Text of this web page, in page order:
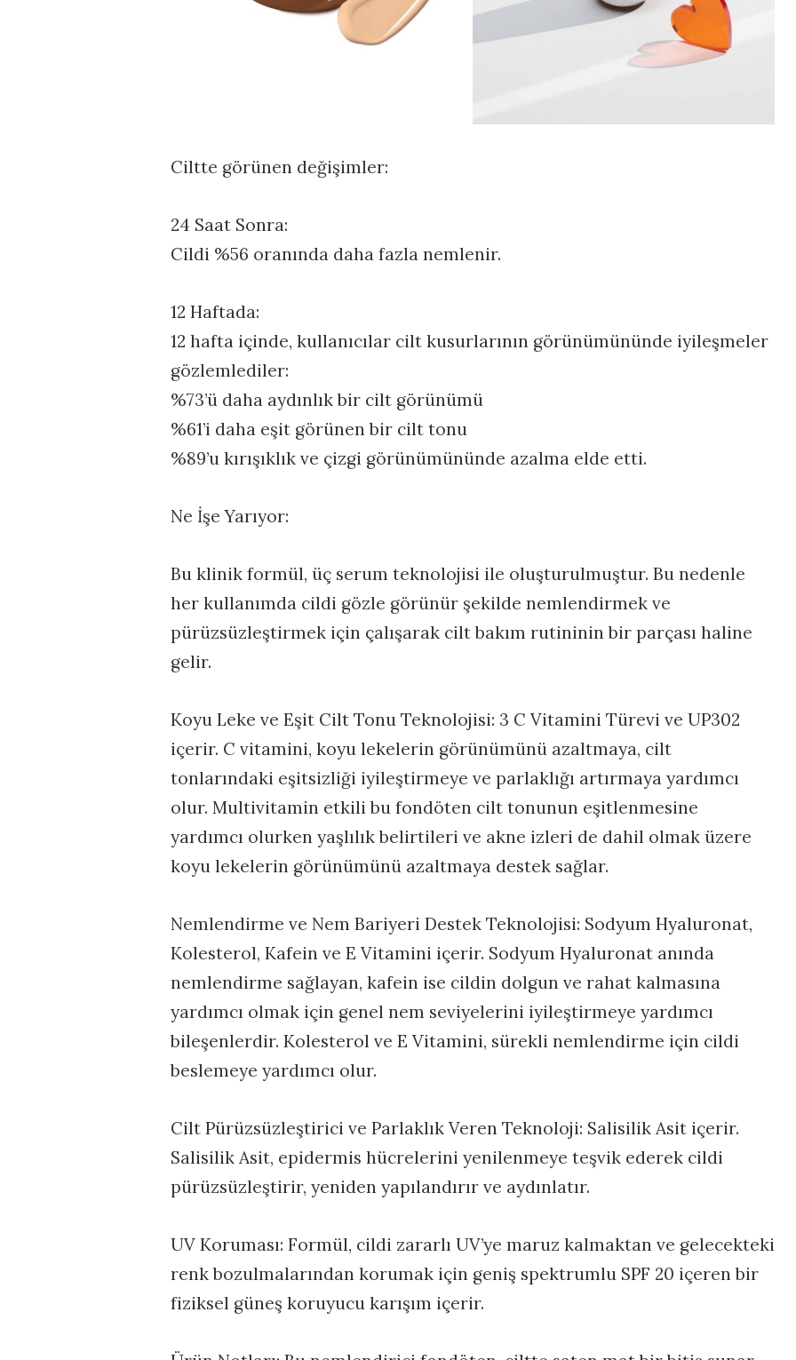
Ciltte görünen değişimler:
24 Saat Sonra:
Cildi %56 oranında daha fazla nemlenir.
12 Haftada:
12 hafta içinde, kullanıcılar cilt kusurlarının görünümününde iyileşmeler
gözlemlediler:
%73’ü daha aydınlık bir cilt görünümü
%61’i daha eşit görünen bir cilt tonu
%89’u kırışıklık ve çizgi görünümününde azalma elde etti.
Ne İşe Yarıyor:
Bu klinik formül, üç serum teknolojisi ile oluşturulmuştur. Bu nedenle
her kullanımda cildi gözle görünür şekilde nemlendirmek ve
pürüzsüzleştirmek için çalışarak cilt bakım rutininin bir parçası haline
gelir.
Koyu Leke ve Eşit Cilt Tonu Teknolojisi: 3 C Vitamini Türevi ve UP302
içerir. C vitamini, koyu lekelerin görünümünü azaltmaya, cilt
tonlarındaki eşitsizliği iyileştirmeye ve parlaklığı artırmaya yardımcı
olur. Multivitamin etkili bu fondöten cilt tonunun eşitlenmesine
yardımcı olurken yaşlılık belirtileri ve akne izleri de dahil olmak üzere
koyu lekelerin görünümünü azaltmaya destek sağlar.
Nemlendirme ve Nem Bariyeri Destek Teknolojisi: Sodyum Hyaluronat,
Kolesterol, Kafein ve E Vitamini içerir. Sodyum Hyaluronat anında
nemlendirme sağlayan, kafein ise cildin dolgun ve rahat kalmasına
yardımcı olmak için genel nem seviyelerini iyileştirmeye yardımcı
bileşenlerdir. Kolesterol ve E Vitamini, sürekli nemlendirme için cildi
beslemeye yardımcı olur.
Cilt Pürüzsüzleştirici ve Parlaklık Veren Teknoloji: Salisilik Asit içerir.
Salisilik Asit, epidermis hücrelerini yenilenmeye teşvik ederek cildi
pürüzsüzleştirir, yeniden yapılandırır ve aydınlatır.
UV Koruması: Formül, cildi zararlı UV’ye maruz kalmaktan ve gelecekteki
renk bozulmalarından korumak için geniş spektrumlu SPF 20 içeren bir
fiziksel güneş koruyucu karışım içerir.